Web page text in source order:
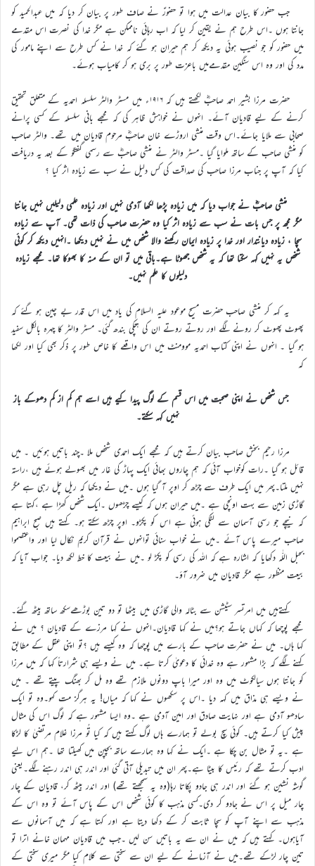
جب حضور کا بیان عدالت میں ہوا تو حضورؑ نے صاف طور پر بیان کر دیا کہ میں عبدالحمید کو
جانتا ہوں ۔اس طرح ہم نے یقین کر لیا کہ اب رہائی ناممکن ہے مگر خدا کی نصرت اس مقدمے
میں حضور کو جو نصیب ہوئی یہ دیکھ کر ہم حیران ہو گئے کہ خدا نے کس طرح سے اپنے مامور کی
مدد کی اور وہ اس سنگین مقدمےمیں باعزت طور پر بری ہو کر کامیاب ہوئے۔
حضرت مرزا بشیر احمد صاحبؓ لکھتے ہیں کہ ۱۹۱۶ء میں مسٹر والٹر سلسلہ احمدیہ کے متعلق تحقیق
کرنے کے لیے قادیان آئے۔ انہوں نے خواہش ظاہر کی کہ مجھے بانی سلسلہ کے کسی پرانے
صحابی سے ملایا جائے۔اس وقت منشی اروڑے خان صاحبؓ مرحوم قادیان میں تھے۔ والٹر صاحب
کو منشی صاحب کے ساتھ ملوایا گیا ۔مسٹر والٹر نے منشی صاحبؓ سے رسمی گفتگو کے بعد یہ دریافت
کیا کہ آپ پر جناب مرزا صاحب کی صداقت کی کس دلیل نے سب سے زیادہ اثر کیا ؟
منشی صاحبؓ نے جواب دیا کہ میں زیادہ پڑھا لکھا آدمی نہیں اور زیادہ علمی دلیلیں نہیں جانتا
مگر مجھ پر جس بات نے سب سے زیادہ اثر کیا وہ حضرت صاحب کی ذات تھی۔ آپ سے زیادہ
سچا ، زیادہ دیانتدار اور خدا پر زیادہ ایمان رکھنے والا شخص میں نے نہیں دیکھا ۔انہیں دیکھ کر کوئی
شخص یہ نہیں کہہ سکتا تھا کہ یہ شخص جھوٹا ہے۔باقی میں تو ان کے منہ کا بھوکا تھا۔ مجھے زیادہ
دلیلوں کا علم نہیں۔
یہ کہہ کر منشی صاحب حضرت مسیح موعود علیہ السلام کی یاد میں اس قدر بے چین ہو گئے کہ
پھوٹ پھوٹ کر رونے لگے اور روتے روتے ان کی ہچکی بندھ گئی۔ مسٹر والٹر کا چہرہ بالکل سفید
ہو گیا ۔ انہوں نے اپنی کتاب احمدیہ موومنٹ میں اس واقعے کا خاص طور پر ذکر بھی کیا اور لکھا
کہ
جس شخص نے اپنی صحبت میں اس قسم کے لوگ پیدا کیے ہیں اسے ہم کم از کم دھوکے باز
نہیں کہہ سکتے۔
مرزا رحیم بخش صاحب بیان کرتے ہیں کہ مجھے ایک احمدی شخص ملا ۔چند باتیں ہوئیں ۔ میں
قائل ہو گیا ۔رات کوخواب آئی کہ ہم چاروں بھائی ایک پہاڑ کی غار میں بھولے ہوئے ہیں ،راستہ
نہیں ملتا۔پھر میں ایک طرف سے چڑھ کر اوپر آ گیا ہوں ۔میں نے دیکھا کہ ریل چل رہی ہے مگر
گاڑی زمین سے بہت اونچی ہے ۔میں حیران ہوں کہ کیسے چڑھوں ۔ایک شخص کھڑا ہے ،کہتا ہے
کہ نیچے جو رسی آسمان سے لٹکی ہوئی ہے اس کو پکڑو۔ اوپر چڑھ سکتے ہو۔ کہتے ہیں صبح ابراہیم
صاحب میرے پاس آئے ۔میں نے خواب سنائی توانہوں نے قرآن کریم نکال لیا اور واعتصموا
بحبل اللّٰہ دکھایا کہ اشارہ ہے کہ اللہ کی رسی کو پکڑ لو ۔میں نے بیعت کا خط لکھ دیا۔ جواب آیا کہ
بیعت منظور ہے مگر قادیان میں ضرور آؤ۔
کہتےہیں میں امرتسر سٹیشن سے بٹالہ والی گاڑی میں بیٹھا تو دو تین بوڑھےسکھ ساتھ بیٹھ گئے۔
مجھے پوچھا کہ کہاں جاتے ہو؟میں نے کہا قادیان۔انہوں نے کہا مرزے کے قادیان ؟ میں نے
کہا ہاں۔ میں نے حضرت صاحب کے بارے میں پوچھا کہ وہ کیسے ہیں ؟تو اپنی عقل کے مطابق
کہنے لگے کہ بڑا مشہور ہے وہ خدائی کا دعویٰ کرتا ہے۔ میں نے ویسے ہی شرارتاً کہا کہ میں مرزا
کو جانتا ہوں سیالکوٹ میں وہ اور میرا باپ دونوں ملازم تھے وہ مل کر بھنگ پیتے تھے ۔ میں
نے ویسے ہی مذاق میں کہہ دیا ۔اس پر سکھوں نے کہا کہ میاں! یہ ہرگز مت کہو۔وہ تو ایک
سادھو آدمی ہے اور نہایت صادق اور امین آدمی ہے ۔وہ ایسا مشہور ہے کہ لوگ اس کی مثال
پیش کیا کرتے ہیں۔ کوئی سچ بولے تو ہمارے ہاں لوگ کہتے ہیں کہ کیا تُو مرزا غلام مرتضیٰ کا لڑکا
ہے ۔یہ تو مثال بن چکا ہے ۔ایک نے کہا وہ ہمارے ساتھ بچپن میں کھیلتا تھا ۔ہم اس لیے
ادب کرتے تھے کہ رئیس کا بیٹا ہے۔پھر ان میں تبدیلی آتی گئی اور اندر ہی اندر رہنے لگے۔یعنی
گوشہ نشین ہو گئے اور اندر ہی جادو پکاتا رہا(وہ یہ سمجھتے تھے) اور اندر بیٹھ کر، قادیان کے چار
چار میل پر اس نے جادو کر دی۔کسی مذہب کا کوئی شخص اس کے پاس آئے تو وہ اس کے
مذہب سے اپنے آپ کو سچا ثابت کر کے دکھا دیتا ہے اور کہتا ہے کہ میں آسمانوں سے
آیاہوں۔ کہتے ہیں کہ میں نے ان سے یہ باتیں سن لیں ۔جب میں قادیان مہمان خانے اترا تو
تین چار لڑکے تھے۔میں نے آزمانے کے لیے ان سے سختی سے کلام کیا مگر میری سختی کے